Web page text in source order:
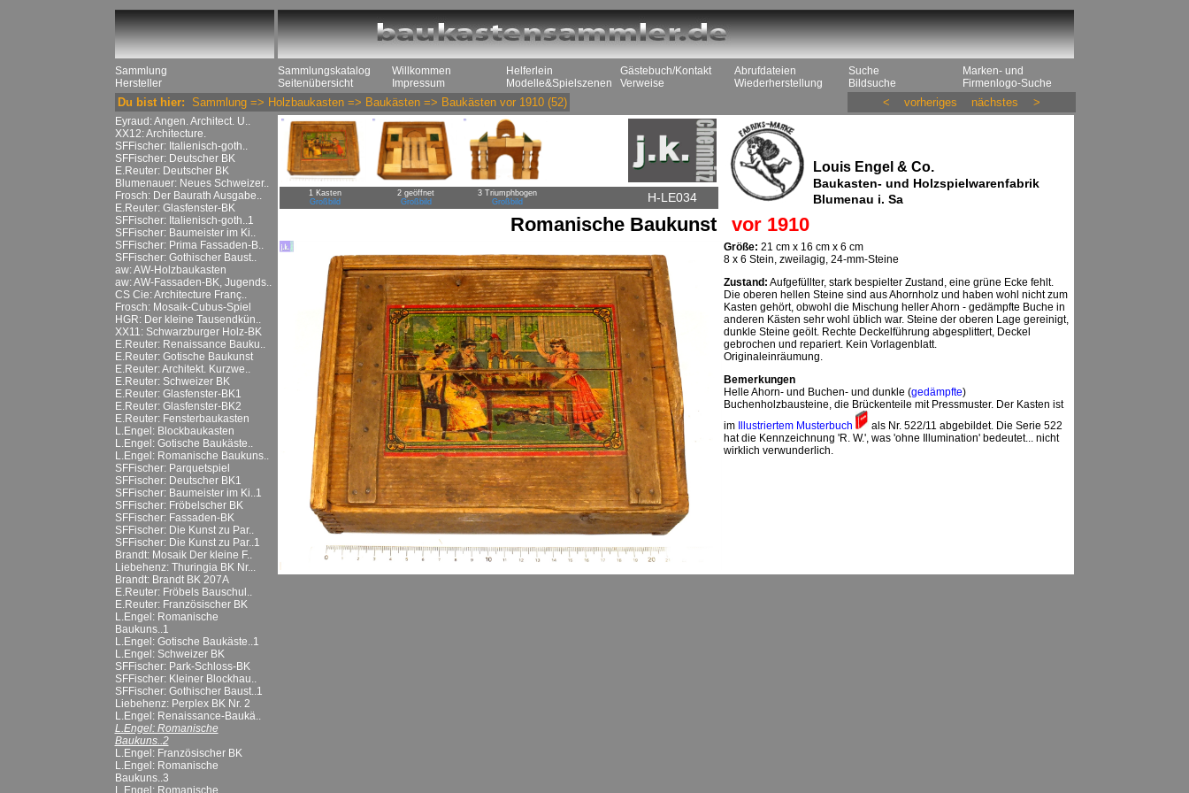
Sammlung
Hersteller
Sammlungskatalog
Seitenübersicht
Willkommen
Impressum
Helferlein
Modelle&Spielszenen
Gästebuch/Kontakt
Verweise
Abrufdateien
Wiederherstellung
Suche
Bildsuche
Marken- und
Firmenlogo-Suche
Du bist hier: Sammlung=> Holzbaukasten=> Baukästen=> Baukästen vor 1910(52) < vorheriges nächstes >
Eyraud: Angen. Architect. U..
XX12: Architecture.
SFFischer: Italienisch-goth..
SFFischer: Deutscher BK
E.Reuter: Deutscher BK
Blumenauer: Neues Schweizer..
Frosch: Der Baurath Ausgabe..
E.Reuter: Glasfenster-BK
SFFischer: Italienisch-goth..1
SFFischer: Baumeister im Ki..
SFFischer: Prima Fassaden-B..
SFFischer: Gothischer Baust..
aw: AW-Holzbaukasten
aw: AW-Fassaden-BK, Jugends..
CS Cie: Architecture Franç..
Frosch: Mosaik-Cubus-Spiel
HGR: Der kleine Tausendkün..
XX11: Schwarzburger Holz-BK
E.Reuter: Renaissance Bauku..
E.Reuter: Gotische Baukunst
E.Reuter: Architekt. Kurzwe..
E.Reuter: Schweizer BK
E.Reuter: Glasfenster-BK1
E.Reuter: Glasfenster-BK2
E.Reuter: Fensterbaukasten
L.Engel: Blockbaukasten
L.Engel: Gotische Baukäste..
L.Engel: Romanische Baukuns..
SFFischer: Parquetspiel
SFFischer: Deutscher BK1
SFFischer: Baumeister im Ki..1
SFFischer: Fröbelscher BK
SFFischer: Fassaden-BK
SFFischer: Die Kunst zu Par..
SFFischer: Die Kunst zu Par..1
Brandt: Mosaik Der kleine F..
Liebehenz: Thuringia BK Nr...
Brandt: Brandt BK 207A
E.Reuter: Fröbels Bauschul..
E.Reuter: Französischer BK
L.Engel: Romanische
Baukuns..1
L.Engel: Gotische Baukäste..1
L.Engel: Schweizer BK
SFFischer: Park-Schloss-BK
SFFischer: Kleiner Blockhau..
SFFischer: Gothischer Baust..1
Liebehenz: Perplex BK Nr. 2
L.Engel: Renaissance-Baukä..
L.Engel: Romanische
Baukuns..2
L.Engel: Französischer BK
L.Engel: Romanische
Baukuns..3
L.Engel: Romanische
1 Kasten
Großbild
2 geöffnet
Großbild
3 Triumphbogen
Großbild
H-LE034
Louis Engel & Co.
Baukasten- und Holzspielwarenfabrik
Blumenau i. Sa
Romanische Baukunst vor 1910
Größe: 21 cm x 16 cm x 6 cm
8 x 6 Stein, zweilagig, 24-mm-Steine
Zustand: Aufgefüllter, stark bespielter Zustand, eine grüne Ecke fehlt.
Die oberen hellen Steine sind aus Ahornholz und haben wohl nicht zum
Kasten gehört, obwohl die Mischung heller Ahorn - gedämpfte Buche in
anderen Kästen sehr wohl üblich war. Steine der oberen Lage gereinigt,
dunkle Steine geölt. Rechte Deckelführung abgesplittert, Deckel
gebrochen und repariert. Kein Vorlagenblatt.
Originaleinräumung.
Bemerkungen
Helle Ahorn- und Buchen- und dunkle (gedämpfte)
Buchenholzbausteine, die Brückenteile mit Pressmuster. Der Kasten ist
im
Illustriertem Musterbuch
als Nr. 522/11 abgebildet. Die Serie 522
hat die Kennzeichnung 'R. W.', was 'ohne Illumination' bedeutet... nicht
wirklich verwunderlich.